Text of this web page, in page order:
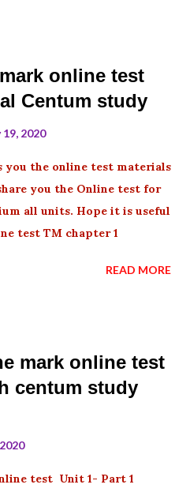
online test
Centum study
2020
you the online test materials
you the Online test for
all units. Hope it is useful
test TM chapter 1
READ MORE
mark online test
centum study
test Unit 1- Part 1